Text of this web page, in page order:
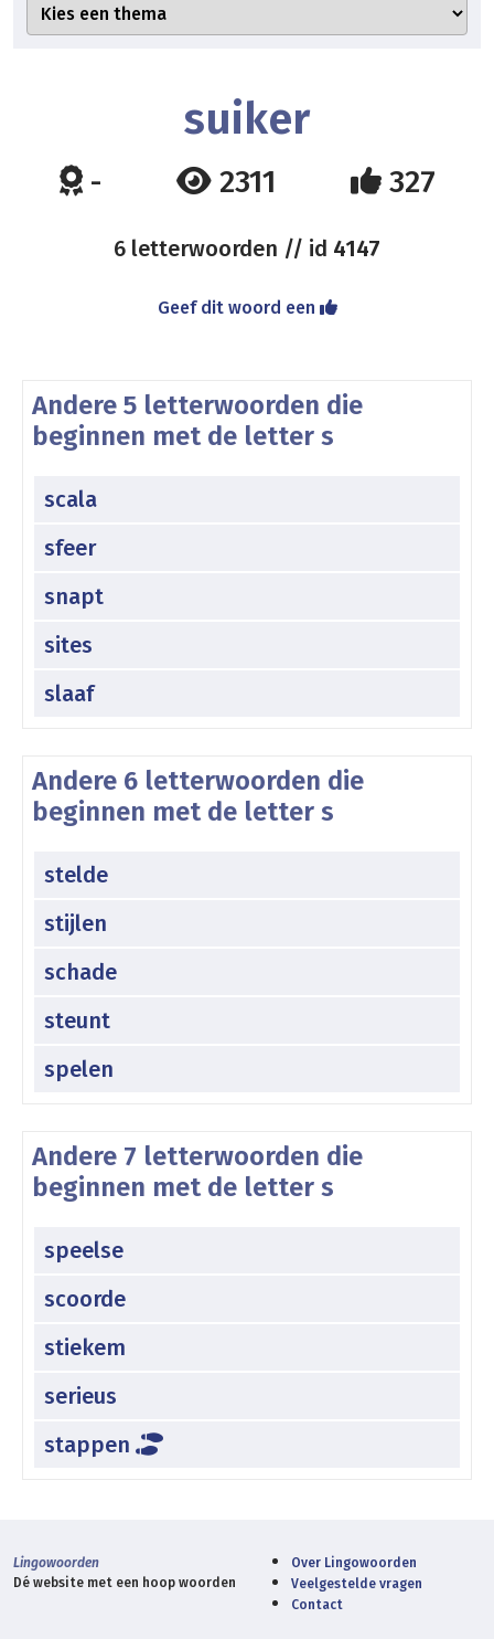
suiker
- 2311 327
6 letterwoorden // id 4147
Geef dit woord een
Andere 5 letterwoorden die
beginnen met de letter s
scala
sfeer
snapt
sites
slaaf
Andere 6 letterwoorden die
beginnen met de letter s
stelde
stijlen
schade
steunt
spelen
Andere 7 letterwoorden die
beginnen met de letter s
speelse
scoorde
stiekem
serieus
stappen
Lingowoorden
Dé website met een hoop woorden
Over Lingowoorden
Veelgestelde vragen
Contact